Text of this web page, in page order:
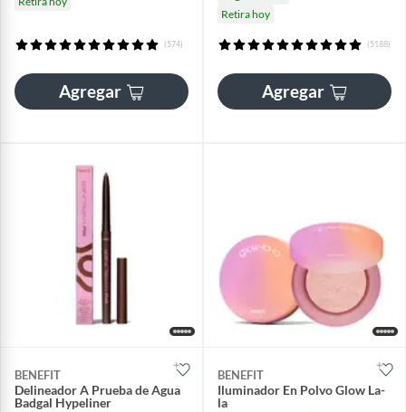
(574)
Agregar
Retira hoy
(5188)
Agregar
BENEFIT
Delineador A Prueba de Agua
Badgal Hypeliner
BENEFIT
Iluminador En Polvo Glow La-
la